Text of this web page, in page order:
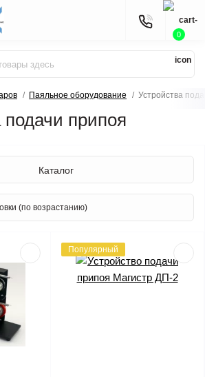
0
Паяльное оборудование Устройства
подачи припоя
Каталог
Популярный